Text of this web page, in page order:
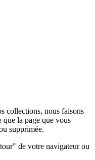
collections, nous faisons
que la page que vous
supprimée.
de votre navigateur ou